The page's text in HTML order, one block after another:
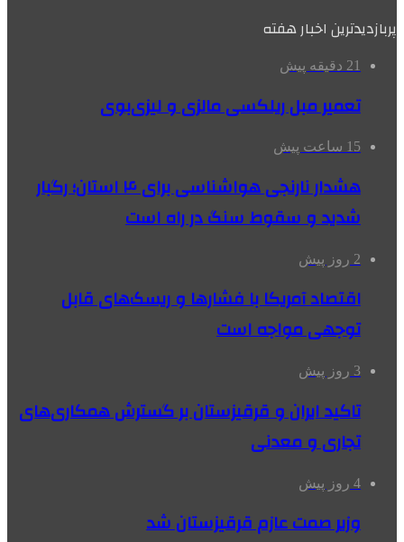
پربازدیدترین اخبار هفته
21 دقیقه پیش
تعمیر مبل ریلکسی مالزی و لیزی‌بوی
15 ساعت پیش
هشدار نارنجی هواشناسی برای ۴ استان؛ رگبار
شدید و سقوط سنگ در راه است
2 روز پیش
اقتصاد آمریکا با فشارها و ریسک‌های قابل
توجهی مواجه است
3 روز پیش
تاکید ایران و قرقیزستان بر گسترش همکاری‌های
تجاری و معدنی
4 روز پیش
وزیر صمت عازم قرقیزستان شد